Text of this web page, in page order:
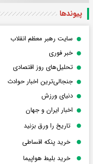
پیوندها
سایت رهبر معظم انقلاب
خبر فوری
تحلیل‌های روز اقتصادی
جنجالی‌ترین اخبار حوادث
دنیای ورزش
اخبار ایران و جهان
تاریخ را ورق بزنید
خرید پنکه اقساطی
خرید بلیط هواپیما